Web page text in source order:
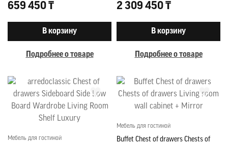
659 450 ₸
В корзину
Подробнее о товаре
2 309 450 ₸
В корзину
Подробнее о товаре
Мебель для гостиной
Мебель для гостиной
Buffet Chest of drawers Chests of